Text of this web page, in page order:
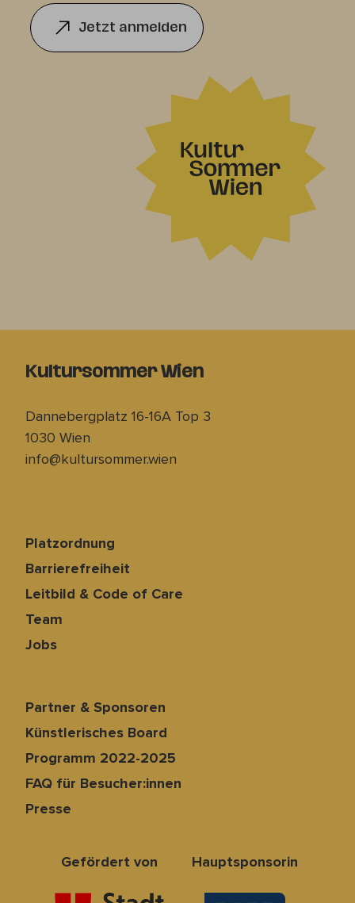
Jetzt anmelden
Kultursommer Wien
Dannebergplatz 16-16A Top 3
1030 Wien
info@kultursommer.wien
Platzordnung
Barrierefreiheit
Leitbild & Code of Care
Team
Jobs
Partner & Sponsoren
Künstlerisches Board
Programm 2022-2025
FAQ für Besucher:innen
Presse
Gefördert von Hauptsponsorin